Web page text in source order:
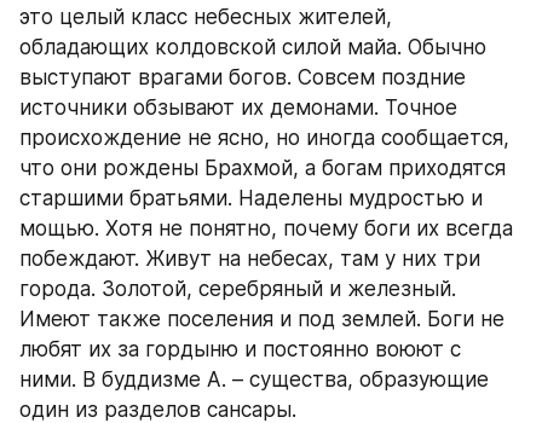
это целый класс небесных жителей,
обладающих колдовской силой майа. Обычно
выступают врагами богов. Совсем поздние
источники обзывают их демонами. Точное
происхождение не ясно, но иногда сообщается,
что они рождены Брахмой, а богам приходятся
старшими братьями. Наделены мудростью и
мощью. Хотя не понятно, почему боги их всегда
побеждают. Живут на небесах, там у них три
города. Золотой, серебряный и железный.
Имеют также поселения и под землей. Боги не
любят их за гордыню и постоянно воюют с
ними. В буддизме А. – существа, образующие
один из разделов сансары.